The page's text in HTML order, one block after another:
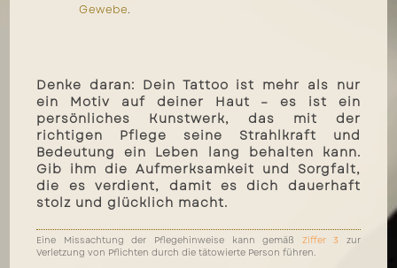
Gewebe.
Denke daran: Dein Tattoo ist mehr als nur
ein Motiv auf deiner Haut – es ist ein
persönliches Kunstwerk, das mit der
richtigen Pflege seine Strahlkraft und
Bedeutung ein Leben lang behalten kann.
Gib ihm die Aufmerksamkeit und Sorgfalt,
die es verdient, damit es dich dauerhaft
stolz und glücklich macht.
Eine Missachtung der Pflegehinweise kann gemäß Ziffer 3 zur
Verletzung von Pflichten durch die tätowierte Person führen.